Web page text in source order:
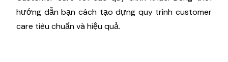
hướng dẫn bạn cách tạo dựng quy trình customer
care tiêu chuẩn và hiệu quả.